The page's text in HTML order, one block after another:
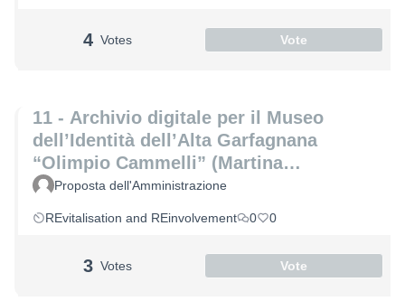
4 Votes Vote
11 - Archivio digitale per il Museo
dell’Identità dell’Alta Garfagnana
“Olimpio Cammelli” (Martina
Buonamassa e Angela Lucia)
Proposta dell'Amministrazione
REvitalisation and REinvolvement 0 0
3 Votes Vote